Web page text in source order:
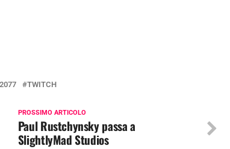
TWITCH
PROSSIMO ARTICOLO
Paul Rustchynsky passa a
SlightlyMad Studios